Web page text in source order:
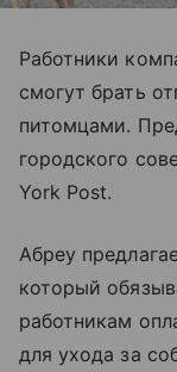
Работники
смогут брать
питомцами.
городского
York Post.
Абреу
который
работникам
для ухода за